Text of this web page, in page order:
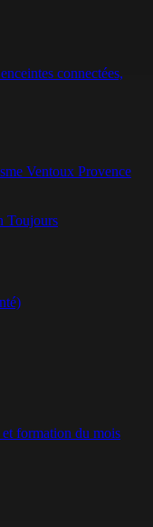
connectées,
Ventoux Provence
Toujours
formation du mois